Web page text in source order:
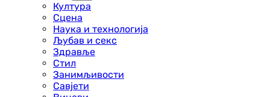
Култура
Сцена
Наука и технологија
Љубав и секс
Здравље
Стил
Занимљивости
Савјети